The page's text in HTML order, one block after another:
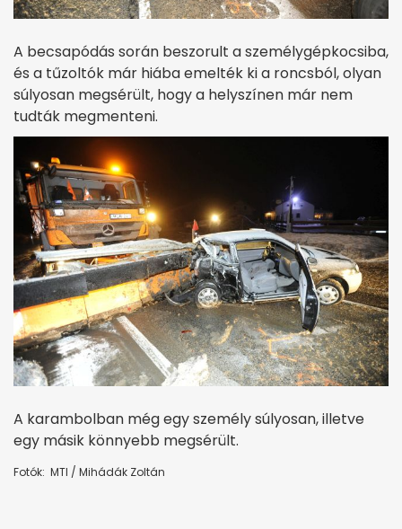
A becsapódás során beszorult a személygépkocsiba,
és a tűzoltók már hiába emelték ki a roncsból, olyan
súlyosan megsérült, hogy a helyszínen már nem
tudták megmenteni.
A karambolban még egy személy súlyosan, illetve
egy másik könnyebb megsérült.
Fotók: MTI / Mihádák Zoltán